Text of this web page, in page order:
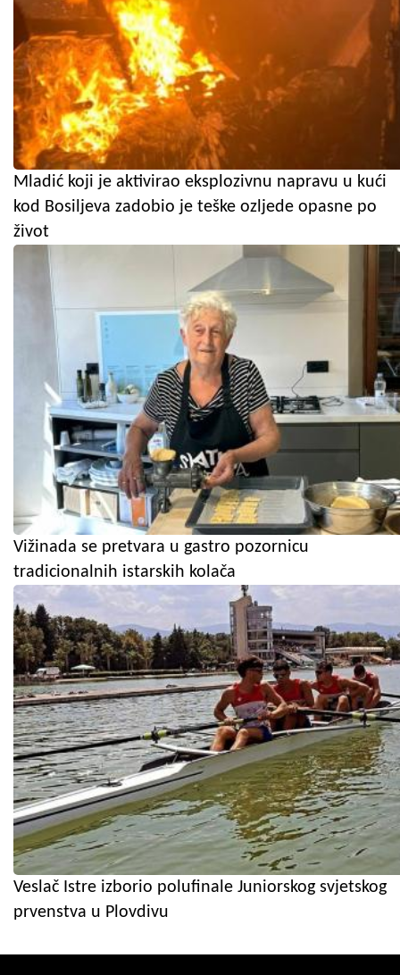
Mladić koji je aktivirao eksplozivnu napravu u kući
kod Bosiljeva zadobio je teške ozljede opasne po
život
Vižinada se pretvara u gastro pozornicu
tradicionalnih istarskih kolača
Veslač Istre izborio polufinale Juniorskog svjetskog
prvenstva u Plovdivu